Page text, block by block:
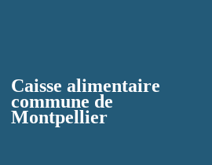
Caisse alimentaire
commune de
Montpellier